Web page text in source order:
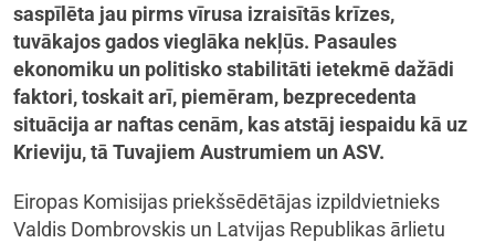
saspīlēta jau pirms vīrusa izraisītās krīzes,
tuvākajos gados vieglāka nekļūs. Pasaules
ekonomiku un politisko stabilitāti ietekmē dažādi
faktori, toskait arī, piemēram, bezprecedenta
situācija ar naftas cenām, kas atstāj iespaidu kā uz
Krieviju, tā Tuvajiem Austrumiem un ASV.
Eiropas Komisijas priekšsēdētājas izpildvietnieks
Valdis Dombrovskis un Latvijas Republikas ārlietu